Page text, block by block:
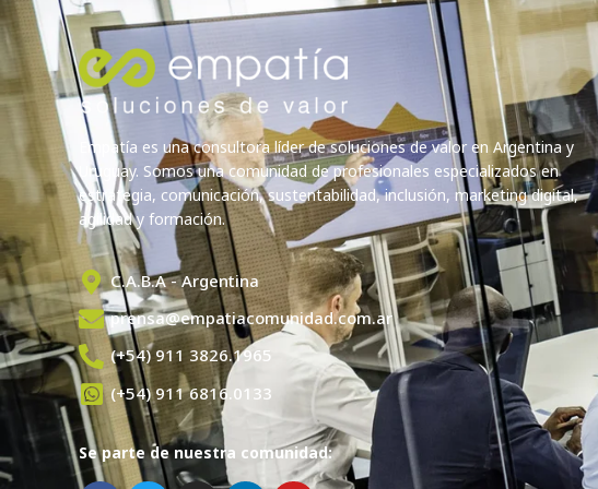
Empatía es una consultora líder de soluciones de valor en Argentina y
Uruguay. Somos una comunidad de profesionales especializados en
estrategia, comunicación, sustentabilidad, inclusión, marketing digital,
agilidad y formación.
C.A.B.A - Argentina
prensa@empatiacomunidad.com.ar
(+54) 911 3826.1965
(+54) 911 6816.0133
Se parte de nuestra comunidad: